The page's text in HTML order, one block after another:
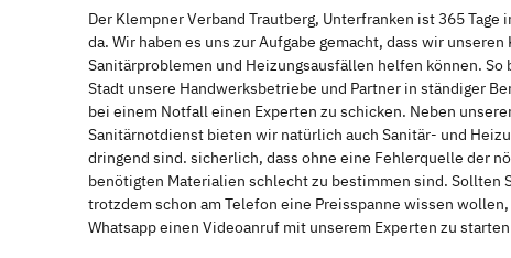
Der Klempner Verband Trautberg, Unterfranken ist 365 Tage
da. Wir haben es uns zur Aufgabe gemacht, dass wir
Sanitärproblemen und Heizungsausfällen helfen können.
Stadt unsere Handwerksbetriebe und Partner in ständiger
bei einem Notfall einen Experten zu schicken. Neben
Sanitärnotdienst bieten wir natürlich auch Sanitär- und
dringend sind. sicherlich, dass ohne eine Fehlerquelle der
benötigten Materialien schlecht zu bestimmen sind. Sollten
trotzdem schon am Telefon eine Preisspanne wissen
Whatsapp einen Videoanruf mit unserem Experten zu